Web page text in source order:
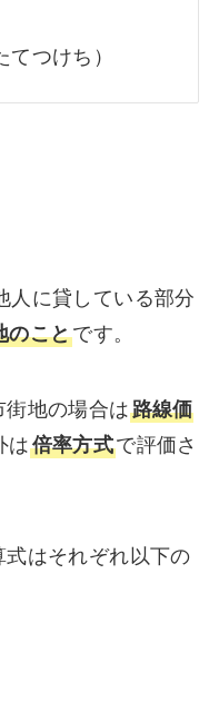
つけち）
人に貸している部分
のことです。
街地の場合は路線価
は倍率方式で評価さ
はそれぞれ以下の